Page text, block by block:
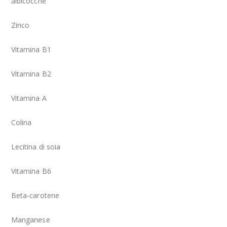
Zinco
Vitamina B1
Vitamina B2
Vitamina A
Colina
Lecitina di soia
Vitamina B6
Beta-carotene
Manganese